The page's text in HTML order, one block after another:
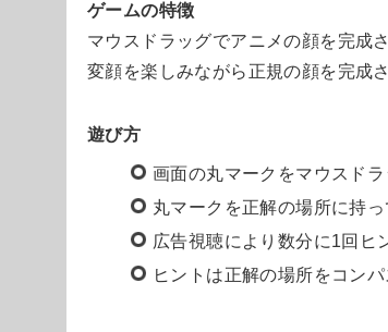
ゲームの特徴
マウスドラッグでアニメの顔を完成
変顔を楽しみながら正規の顔を完成
遊び方
画面の丸マークをマウスド
丸マークを正解の場所に持
広告視聴により数分に1回ヒ
ヒントは正解の場所をコン